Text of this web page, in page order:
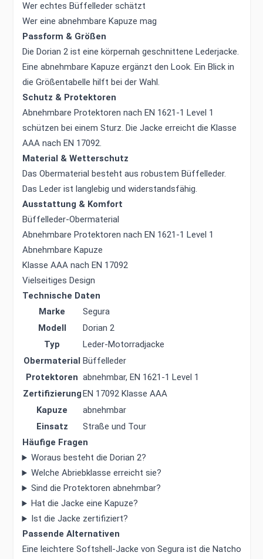
Wer echtes Büffelleder schätzt
Wer eine abnehmbare Kapuze mag
Passform & Größen
Die Dorian 2 ist eine körpernah geschnittene Lederjacke.
Eine abnehmbare Kapuze ergänzt den Look. Ein Blick in
die Größentabelle hilft bei der Wahl.
Schutz & Protektoren
Abnehmbare Protektoren nach EN 1621-1 Level 1
schützen bei einem Sturz. Die Jacke erreicht die Klasse
AAA nach EN 17092.
Material & Wetterschutz
Das Obermaterial besteht aus robustem Büffelleder.
Das Leder ist langlebig und widerstandsfähig.
Ausstattung & Komfort
Büffelleder-Obermaterial
Abnehmbare Protektoren nach EN 1621-1 Level 1
Abnehmbare Kapuze
Klasse AAA nach EN 17092
Vielseitiges Design
Technische Daten
Marke
Segura
Modell
Dorian 2
Typ
Leder-Motorradjacke
Obermaterial Büffelleder
Protektoren abnehmbar, EN 1621-1 Level 1
ZertifizierungEN 17092 Klasse AAA
Kapuze
abnehmbar
Einsatz
Straße und Tour
Häufige Fragen
Woraus besteht die Dorian 2?
Welche Abriebklasse erreicht sie?
Sind die Protektoren abnehmbar?
Hat die Jacke eine Kapuze?
Ist die Jacke zertifiziert?
Passende Alternativen
Eine leichtere Softshell-Jacke von Segura ist die Natcho